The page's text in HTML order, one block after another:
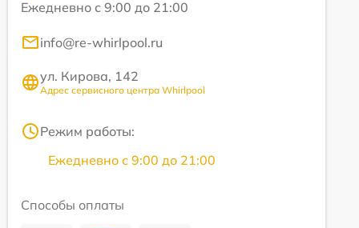
Ежедневно с 9:00 до 21:00
info@re-whirlpool.ru
ул. Кирова, 142
Адрес сервисного центра Whirlpool
Режим работы:
Ежедневно с 9:00 до 21:00
Способы оплаты